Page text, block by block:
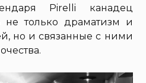
Pirelli канадец
не только драматизм и
но и связанные с ними